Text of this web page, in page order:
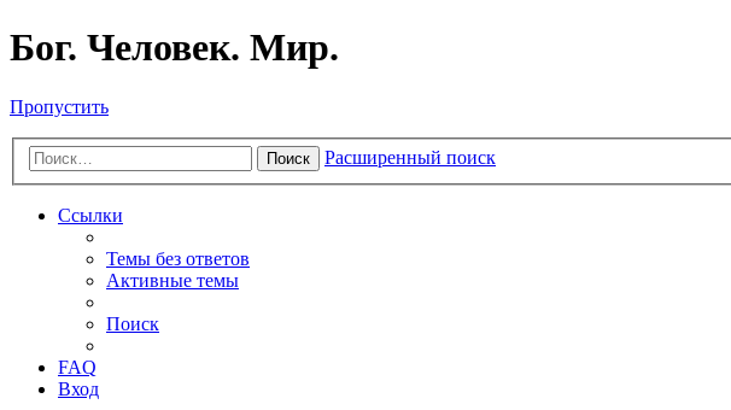
Бог. Человек. Мир.
Пропустить
Поиск Расширенный поиск
Ссылки
Темы без ответов
Активные темы
Поиск
FAQ
Вход